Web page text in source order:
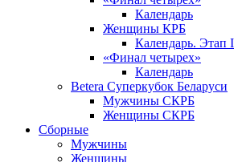
Календарь
Женщины КРБ
Календарь. Этап I
«Финал четырех»
Календарь
Betera Суперкубок Беларуси
Мужчины СКРБ
Женщины СКРБ
Сборные
Мужчины
Женщины